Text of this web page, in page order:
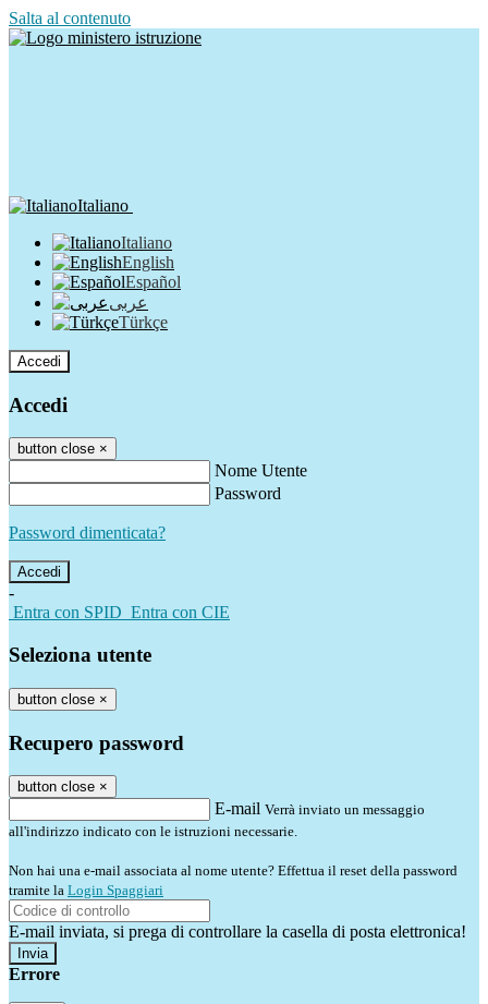
Salta al contenuto
Italiano
Italiano
English
Español
عربى
Türkçe
Accedi
Accedi
button close ×
Nome Utente
Password
Password dimenticata?
-
Entra con SPID Entra con CIE
Seleziona utente
button close ×
Recupero password
button close ×
E-mail Verrà inviato un messaggio
all'indirizzo indicato con le istruzioni necessarie.
Non hai una e-mail associata al nome utente? Effettua il reset della password
tramite la Login Spaggiari
E-mail inviata, si prega di controllare la casella di posta elettronica!
Errore